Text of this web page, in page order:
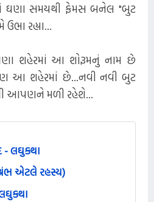
ઘણા સમયથી ફેમસ બનેલ "બુટ
રહ્યા...
શહેરમાં આ શોરૂમનું નામ છે
આ શહેરમાં છે...નવી નવી બુટ
આપણને મળી રહેશે...
- લઘુકથા
એટલે રહસ્ય)